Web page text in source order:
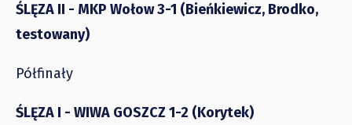
ŚLĘZA II - MKP Wołow 3-1 (Bieńkiewicz, Brodko,
testowany)
Półfinały
ŚLĘZA I - WIWA GOSZCZ 1-2 (Korytek)